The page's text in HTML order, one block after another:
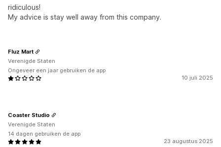
ridiculous!
My advice is stay well away from this company.
10 juli 2025
Fluz Mart
Verenigde Staten
Ongeveer een jaar gebruiken de app
23 augustus 2025
Coaster Studio
Verenigde Staten
14 dagen gebruiken de app